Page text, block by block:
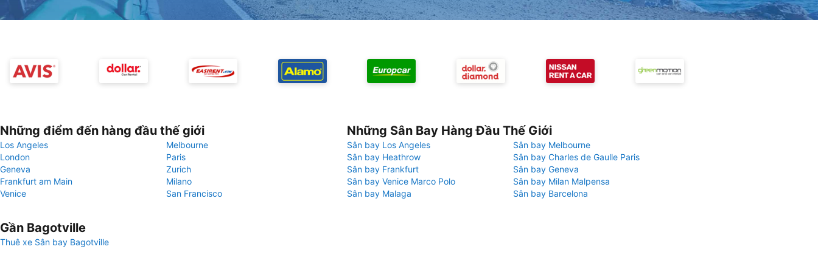
Những điểm đến hàng đầu thế giới
Los Angeles
Melbourne
London
Paris
Geneva
Zurich
Frankfurt am Main
Milano
Venice
San Francisco
Những Sân Bay Hàng Đầu Thế Giới
Sân bay Los Angeles
Sân bay Melbourne
Sân bay Heathrow
Sân bay Charles de Gaulle Paris
Sân bay Frankfurt
Sân bay Geneva
Sân bay Venice Marco Polo
Sân bay Milan Malpensa
Sân bay Malaga
Sân bay Barcelona
Gần Bagotville
Thuê xe Sân bay Bagotville